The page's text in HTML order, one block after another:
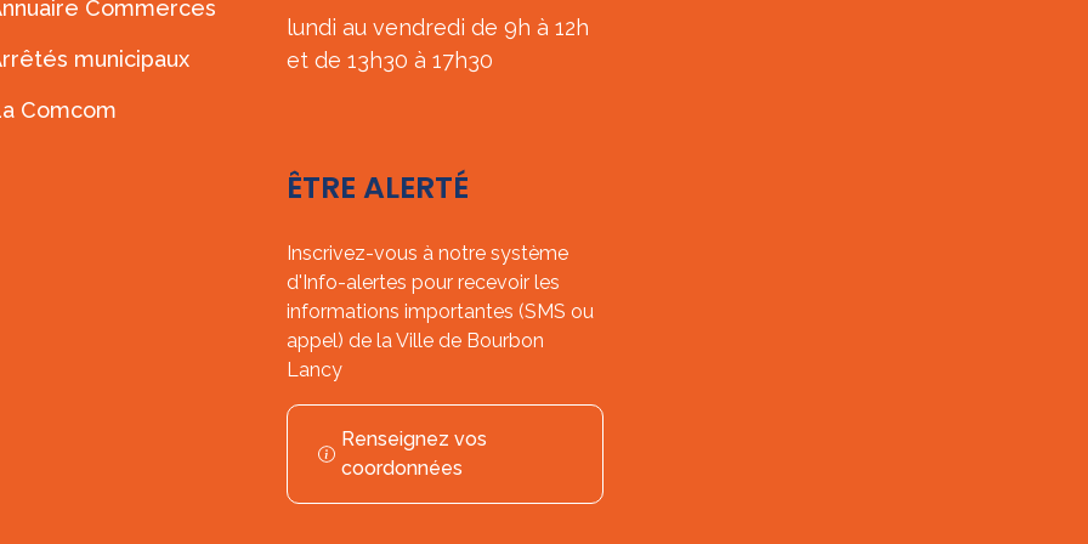
Commerces
municipaux
Comcom
lundi au vendredi de 9h à 12h
et de 13h30 à 17h30
ÊTRE ALERTÉ
Inscrivez-vous à notre système
d'Info-alertes pour recevoir les
informations importantes (SMS ou
appel) de la Ville de Bourbon
Lancy
Renseignez vos
coordonnées